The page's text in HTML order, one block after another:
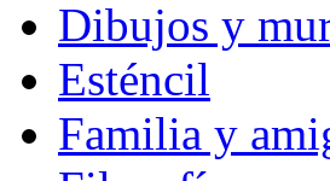
Dibujos y
Esténcil
Familia y